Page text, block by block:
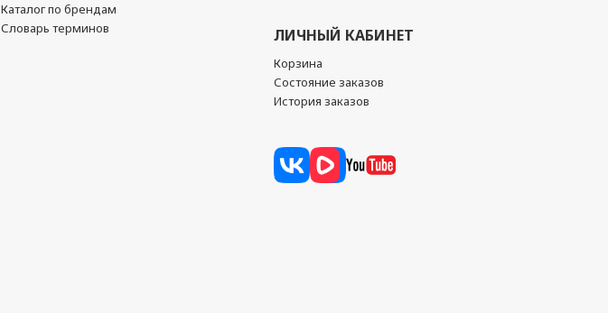
Каталог по брендам
Словарь терминов
ЛИЧНЫЙ КАБИНЕТ
Корзина
Состояние заказов
История заказов